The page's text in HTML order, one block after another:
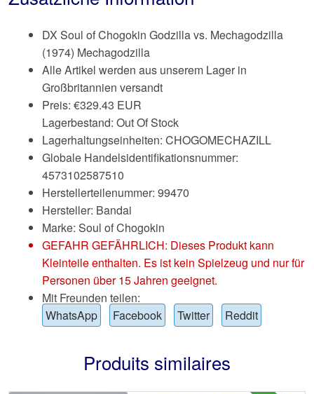
DX Soul of Chogokin Godzilla vs. Mechagodzilla
(1974) Mechagodzilla
Alle Artikel werden aus unserem Lager in
Großbritannien versandt
Preis: €329.43 EUR
Lagerbestand: Out Of Stock
Lagerhaltungseinheiten: CHOGOMECHAZILL
Globale Handelsidentifikationsnummer:
4573102587510
Herstellerteilenummer: 99470
Hersteller: Bandai
Marke: Soul of Chogokin
GEFAHR GEFÄHRLICH: Dieses Produkt kann
Kleinteile enthalten. Es ist kein Spielzeug und nur für
Personen über 15 Jahren geeignet.
Mit Freunden teilen:
WhatsApp
Facebook Twitter Reddit
Produits similaires